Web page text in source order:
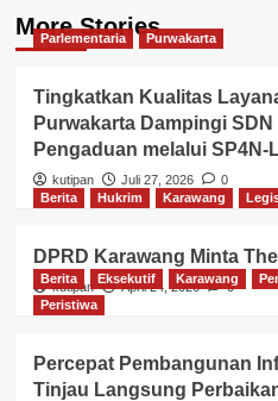
More Stories
Parlementaria Purwakarta
Tingkatkan Kualitas
Purwakarta Dampingi
Pengaduan melalui SP4N-
kutipan Juli 27, 2026
0
Berita
Hukrim Karawang
DPRD Karawang Minta
kutipan April 24, 2026 0
Berita Eksekutif Karawang
Peristiwa
Percepat Pembangunan
Tinjau Langsung